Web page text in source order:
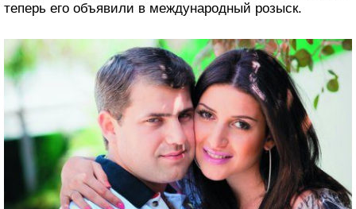
теперь его объявили в международный розыск.